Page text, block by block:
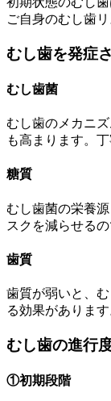
ご自身のむし歯
むし歯を発症
むし歯菌
むし歯のメカニ
も高まります。
糖質
むし歯菌の栄養
スクを減らせる
歯質
歯質が弱いと、
る効果があります
むし歯の進行
①初期段階